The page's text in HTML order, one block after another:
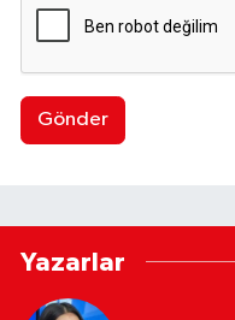
Gönder
Yazarlar